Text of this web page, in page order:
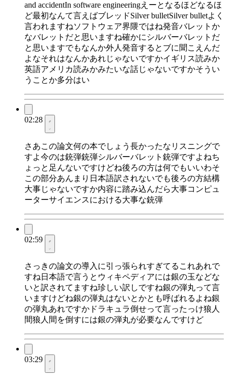
and accidentIn software engineeringえーとなるほどなるほ
ど最初なんて言えばブレッドSilver bulletSilver bulletよく
言われますねソフトウェア界隈ではね発音バレットか
なバレットだと思いますね確かにシルバーバレットだ
と思いますでもなんか外人発音するとブに聞こえんだ
よなそれはなんかあれじゃないですかイギリス読みか
英語アメリカ読みかみたいな話じゃないですかそうい
うことか多分はい
02:28
さあこの論文何の本でしょう長かったなリスニングで
すよ今のは銃弾銃弾シルバーバレット銃弾ですよねち
ょっと足んないですけどね後ろの方は何でもいいわそ
この部分あんまり日本語訳されないでも後ろの方結構
大事じゃないですか内容に踏み込んだら大事コンピュ
ーターサイエンスにおける大事な銃弾
02:59
さっきの論文の導入に引っ張られすぎてるこれあれで
すね日本語で言うとウィキペディアには銀の玉などな
いと訳されてますね珍しい訳しですね銀の弾丸って言
いますけどね銀の弾丸はないとかとも呼ばれるよね銀
の弾丸あれですかドラキュラ倒せって言ったっけ狼人
間狼人間を倒すには銀の弾丸が必要なんですけど
03:29